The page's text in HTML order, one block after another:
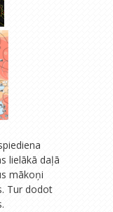
lielākā daļā
mākoņi
Tur dodot